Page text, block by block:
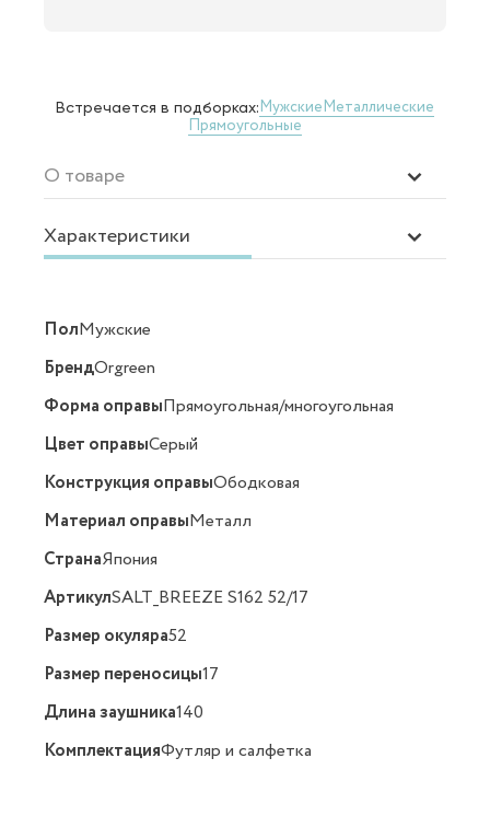
Встречается в подборках:МужскиеМеталлические
Прямоугольные
О товаре
Характеристики
ПолМужские
БрендOrgreen
Форма оправыПрямоугольная/многоугольная
Цвет оправыСерый
Конструкция оправыОбодковая
Материал оправыМеталл
СтранаЯпония
АртикулSALT_BREEZE S162 52/17
Размер окуляра52
Размер переносицы17
Длина заушника140
КомплектацияФутляр и салфетка